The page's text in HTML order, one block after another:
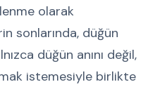
olarak
sonlarında, düğün
düğün anını değil,
istemesiyle birlikte